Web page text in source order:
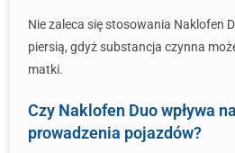
Nie zaleca się stosowania Naklofen
piersią, gdyż substancja czynna
matki.
Czy Naklofen Duo wpływa
prowadzenia pojazdów?